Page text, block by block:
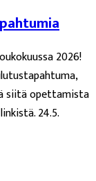
2026!
siitä opettamista
24.5.